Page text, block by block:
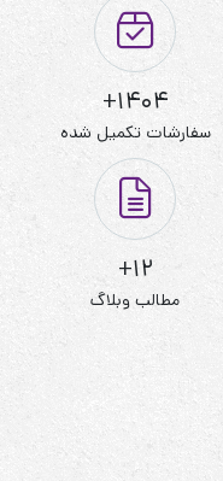
1404+
سفارشات تکمیل شده
12+
مطالب وبلاگ